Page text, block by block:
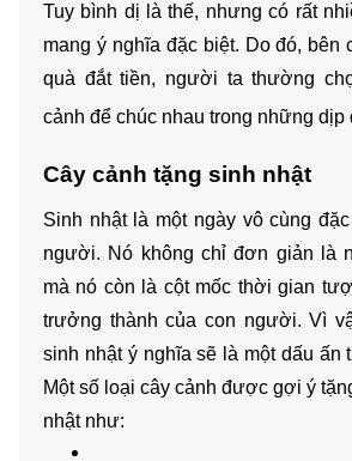
Tuy bình dị là thế, nhưng có rất
mang ý nghĩa đặc biệt. Do đó, bên
quà đắt tiền, người ta thường
cảnh để chúc nhau trong những dịp
Cây cảnh tặng sinh nhật
Sinh nhật là một ngày vô cùng
người. Nó không chỉ đơn giản là
mà nó còn là cột mốc thời gian
trưởng thành của con người. Vì
sinh nhật ý nghĩa sẽ là một dấu ấn
Một số loại cây cảnh được gợi ý
nhật như: